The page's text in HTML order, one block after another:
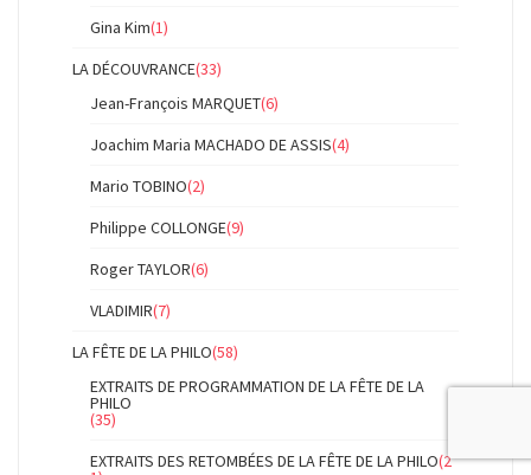
Gina Kim(1)
LA DÉCOUVRANCE(33)
Jean-François MARQUET(6)
Joachim Maria MACHADO DE ASSIS(4)
Mario TOBINO(2)
Philippe COLLONGE(9)
Roger TAYLOR(6)
VLADIMIR(7)
LA FÊTE DE LA PHILO(58)
EXTRAITS DE PROGRAMMATION DE LA FÊTE DE LA
PHILO
(35)
EXTRAITS DES RETOMBÉES DE LA FÊTE DE LA PHILO(2